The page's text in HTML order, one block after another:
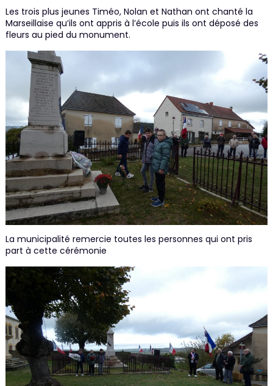
Les trois plus jeunes Timéo, Nolan et Nathan ont chanté la
Marseillaise qu’ils ont appris à l’école puis ils ont déposé des
fleurs au pied du monument.
La municipalité remercie toutes les personnes qui ont pris
part à cette cérémonie